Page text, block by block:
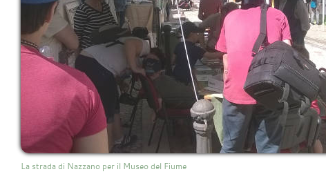
La strada di Nazzano per il Museo del Fiume